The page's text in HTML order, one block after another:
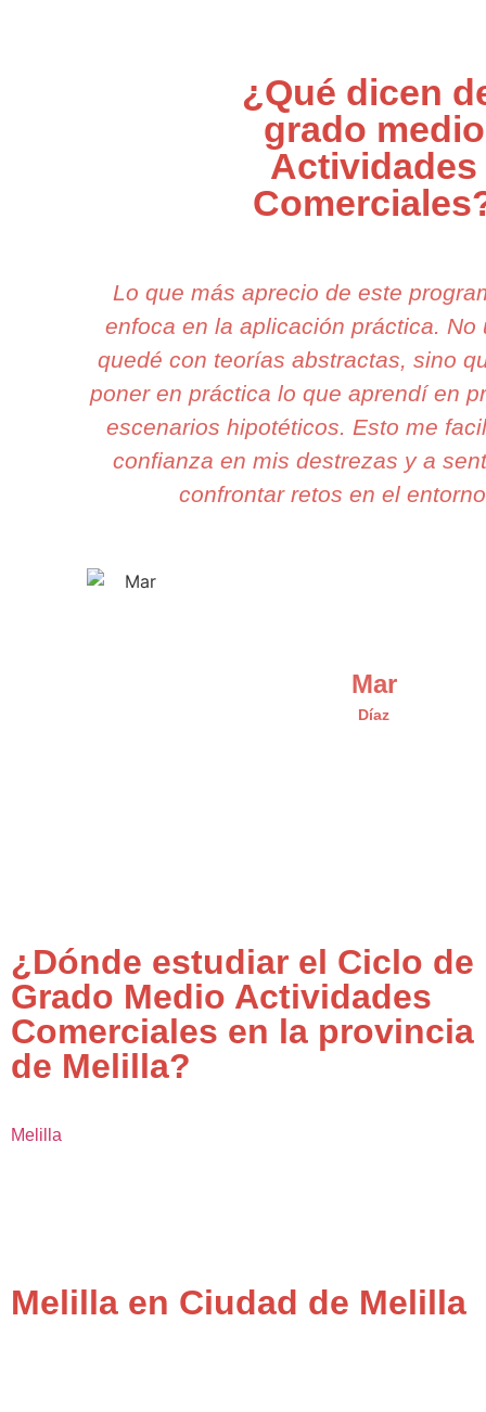
¿Qué dicen
grado medio
Actividades
Lo que más aprecio de este
enfoca en la aplicación práctica. No
quedé con teorías abstractas, sino
poner en práctica lo que aprendí en
escenarios hipotéticos. Esto me
confianza en mis destrezas y a
confrontar retos en el
Mar
Díaz
¿Dónde estudiar el Ciclo de
Grado Medio Actividades
Comerciales en la provincia
de Melilla?
Melilla
Melilla en Ciudad de Melilla